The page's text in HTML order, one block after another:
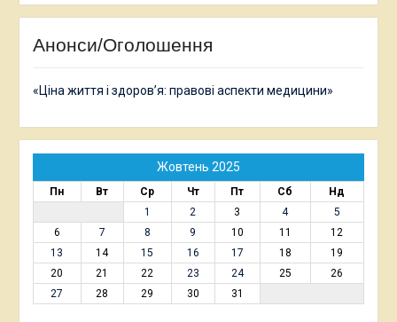
Анонси/Оголошення
«Ціна життя і здоров’я: правові аспекти медицини»
Жовтень 2025
Пн Вт Ср Чт Пт Сб
Нд
1
2 3 4
5
6
7 8 9 10 11
12
13
14 15 16 17 18
19
20
21 22 23 24 25
26
27
28 29 30 31